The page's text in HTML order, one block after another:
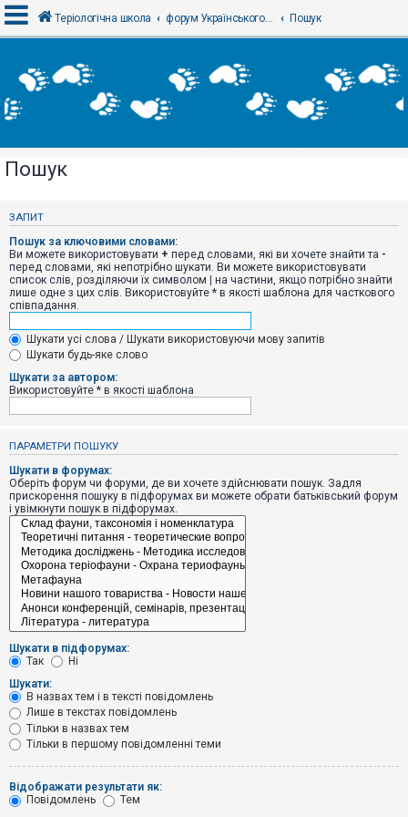
х
і
Р
с
р
а
ц
і
я
Т
е
м
и
б
і
п
о
в
і
д
в
н
т
е
м
и
о
ш
Теріологічна школа форум Українського теріологічного товариства Пошук
Пошук
ЗАПИТ
Пошук за ключовими словами:
Ви можете використовувати + перед словами, які ви хочете знайти та -
перед словами, які непотрібно шукати. Ви можете використовувати
список слів, розділяючи їх символом | на частини, якщо потрібно знайти
лише одне з цих слів. Використовуйте * в якості шаблона для часткового
співпадання.
Шукати усі слова / Шукати використовуючи мову запитів
Шукати будь-яке слово
Шукати за автором:
Використовуйте * в якості шаблона
ПАРАМЕТРИ ПОШУКУ
Шукати в форумах:
Оберіть форум чи форуми, де ви хочете здійснювати пошук. Задля
прискорення пошуку в підфорумах ви можете обрати батьківський форум
і увімкнути пошук в підфорумах.
Шукати в підфорумах:
Так
Ні
Шукати:
В назвах тем і в тексті повідомлень
Лише в текстах повідомлень
Тільки в назвах тем
Тільки в першому повідомленні теми
Відображати результати як:
Повідомлень
Тем